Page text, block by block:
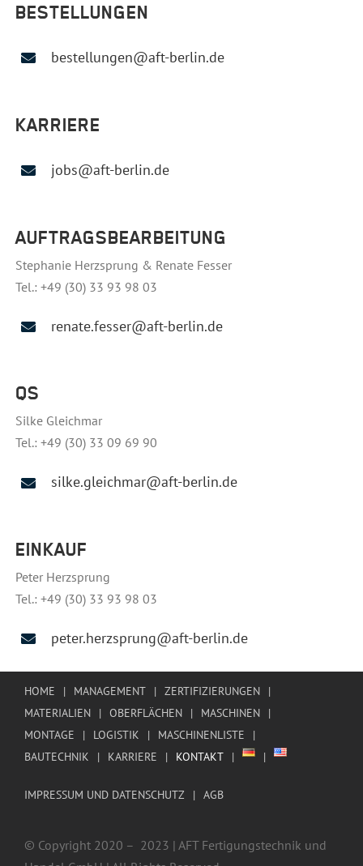
BESTELLUNGEN
bestellungen@aft-berlin.de
KARRIERE
jobs@aft-berlin.de
AUFTRAGSBEARBEITUNG
Stephanie Herzsprung & Renate Fesser
Tel.: +49 (30) 33 93 98 03
renate.fesser@aft-berlin.de
QS
Silke Gleichmar
Tel.: +49 (30) 33 09 69 90
silke.gleichmar@aft-berlin.de
EINKAUF
Peter Herzsprung
Tel.: +49 (30) 33 93 98 03
peter.herzsprung@aft-berlin.de
HOME MANAGEMENT
ZERTIFIZIERUNGEN
MATERIALIEN
OBERFLÄCHEN
MASCHINEN
MONTAGE
LOGISTIK
MASCHINENLISTE
BAUTECHNIK
KARRIERE KONTAKT
IMPRESSUM UND DATENSCHUTZ AGB
© Copyright 2020 – 2023 | AFT Fertigungstechnik und